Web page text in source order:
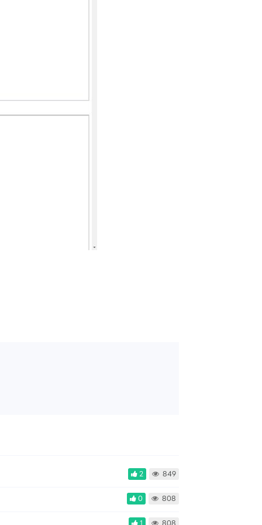
2 849
0 808